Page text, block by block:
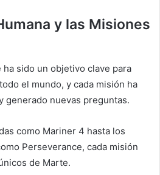
y las Misiones
sido un objetivo clave para
el mundo, y cada misión ha
generado nuevas preguntas.
como Mariner 4 hasta los
Perseverance, cada misión
de Marte.